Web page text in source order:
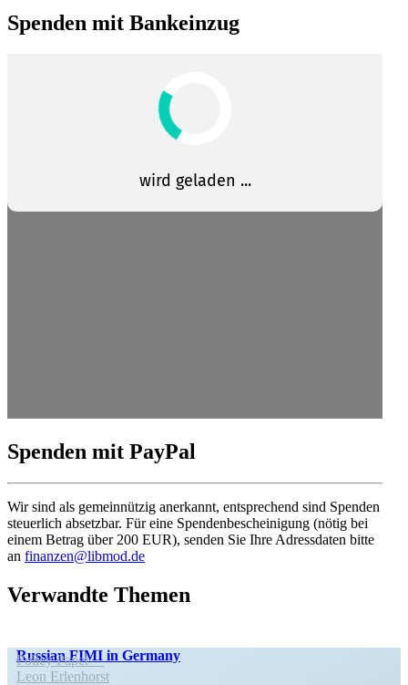
Spenden mit Bankeinzug
Spenden mit PayPal
Wir sind als gemein­nützig anerkannt, entspre­chend sind Spenden
steuerlich absetzbar. Für eine Spenden­be­schei­nigung (nötig bei
einem Betrag über 200 EUR), senden Sie Ihre Adress­daten bitte
an finanzen@libmod.de
Verwandte Themen
Russian FIMI in Germany
Policy Paper
Leon Erlen­horst